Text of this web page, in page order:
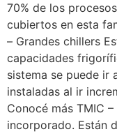
70% de los
cubiertos en esta
– Grandes chillers
capacidades
sistema se puede ir
instaladas al ir
Conocé más TMIC
incorporado. Están